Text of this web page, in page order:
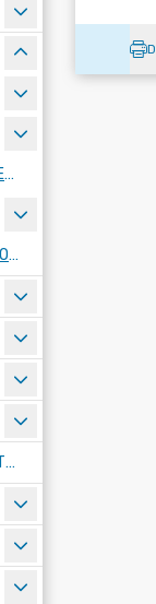
WYBORY DO PARLAMENTU EUROPEJSKIEGO ZARZĄDZONE NA DZIEŃ 9 CZERWCA 2024R.
WYBORY DO SEJMU RZECZYPOSPOLITEJ POLSKIEJ I DO SENATU RZECZYPOSPOLITEJ POLSKIEJ ORAZ REFERENDUM OGÓLNOKRAJOWE, ZARZĄDZONE NA DZIEŃ 15 PAŹDZIERNIKA 2023R.
PODSTAWOWA KWOTA DOTACJI I STATYSTYCZNA LICZBA UCZNIÓW